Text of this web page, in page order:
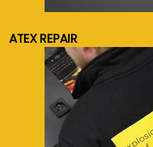
ATEX REPAIR